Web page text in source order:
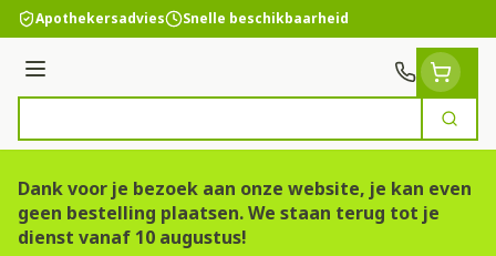
Ga naar de inhoud
Apothekersadvies Snelle beschikbaarheid
Menu
Zoek
Dank voor je bezoek aan onze website, je kan even
geen bestelling plaatsen. We staan terug tot je
dienst vanaf 10 augustus!